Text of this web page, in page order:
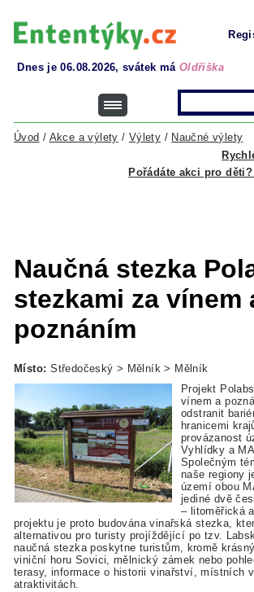
Dnes je 06.08.2026, svátek má Oldřiška
Úvod / Akce a výlety / Výlety / Naučné výlety
Pořádáte akci pro
Naučná stezka
stezkami za vínem
poznáním
Místo: Středočeský > Mělník > Mělník
Projekt
vínem a
odstranit
hranicemi
provázanost
Vyhlídky a
Společným
naše regiony
území obou
jediné dvě
– litoměřická
projektu je proto budována vinařská stezka,
alternativou pro turisty projíždějící po tzv.
naučná stezka poskytne turistům, kromě
viniční horu Sovici, mělnický zámek nebo
terasy, informace o historii vinařství, místních
atraktivitách.